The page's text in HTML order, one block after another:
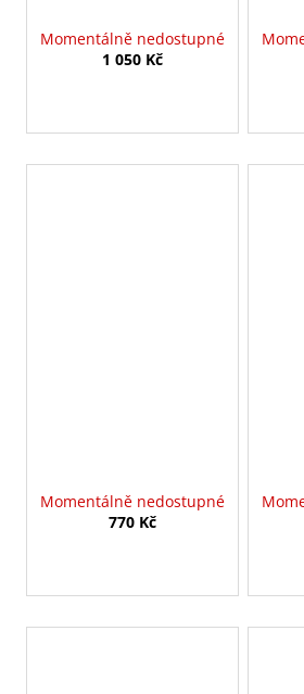
Momentálně nedostupné
1 050 Kč
Momentálně nedostupné
770 Kč